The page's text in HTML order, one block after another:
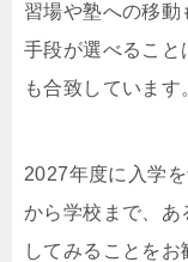
習場や塾への移動
手段が選べること
も合致しています
2027年度に入学
から学校まで、あ
してみることを